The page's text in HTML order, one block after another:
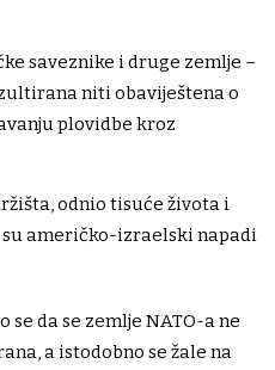
saveznike i druge zemlje –
niti obaviještena o
plovidbe kroz
odnio tisuće života i
američko-izraelski napadi
da se zemlje NATO-a ne
a istodobno se žale na